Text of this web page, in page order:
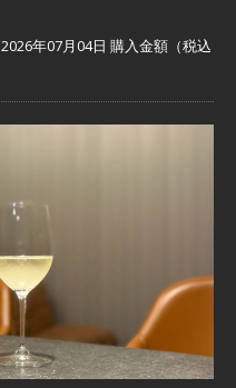
年07月04日 購入金額（税込